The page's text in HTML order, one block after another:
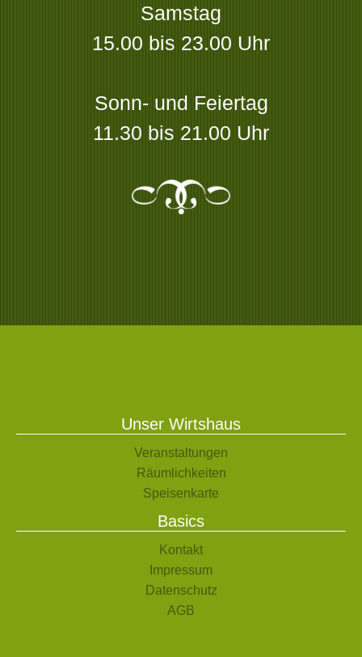
Samstag
15.00 bis 23.00 Uhr
Sonn- und Feiertag
11.30 bis 21.00 Uhr
Unser Wirtshaus
Veranstaltungen
Räumlichkeiten
Speisenkarte
Basics
Kontakt
Impressum
Datenschutz
AGB